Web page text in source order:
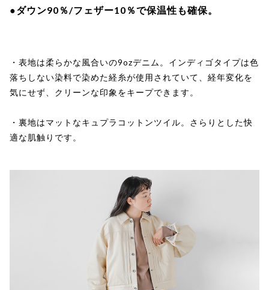
●ダウン90％/フェザー10％で保温性も確保。
・表地は柔らかな風合いの9ozデニム。インディゴタイプは色
落ちしない染料で染めた経糸が使用されていて、経年変化を
気にせず、クリーンな印象をキープできます。
・裏地はマットなキュプラコットンツイル。さらりとした快
適な肌触りです。